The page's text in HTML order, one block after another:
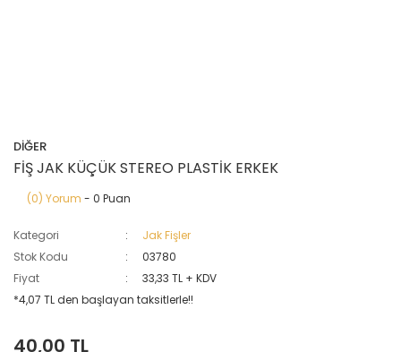
DİĞER
FİŞ JAK KÜÇÜK STEREO PLASTİK ERKEK
(0) Yorum - 0 Puan
Kategori
Jak Fişler
Stok Kodu
03780
Fiyat
33,33 TL + KDV
*4,07 TL den başlayan taksitlerle!!
40,00 TL